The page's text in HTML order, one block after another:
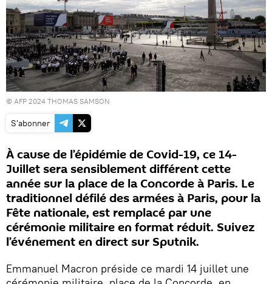
© AFP 2024 THOMAS SAMSON
S'abonner
À cause de l’épidémie de Covid-19, ce 14-
Juillet sera sensiblement différent cette
année sur la place de la Concorde à Paris. Le
traditionnel défilé des armées à Paris, pour la
Fête nationale, est remplacé par une
cérémonie militaire en format réduit. Suivez
l’événement en direct sur Sputnik.
Emmanuel Macron préside ce mardi 14 juillet une